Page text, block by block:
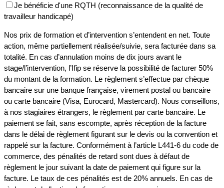
Je bénéficie d'une RQTH (reconnaissance de la qualité de
travailleur handicapé)
Nos prix de formation et d’intervention s’entendent en net. Toute
action, même partiellement réalisée/suivie, sera facturée dans sa
totalité. En cas d’annulation moins de dix jours avant le
stage/l’intervention, l’Ifip se réserve la possibilité de facturer 50%
du montant de la formation. Le règlement s’effectue par chèque
bancaire sur une banque française, virement postal ou bancaire
ou carte bancaire (Visa, Eurocard, Mastercard). Nous conseillons,
à nos stagiaires étrangers, le règlement par carte bancaire. Le
paiement se fait, sans escompte, après réception de la facture
dans le délai de règlement figurant sur le devis ou la convention et
rappelé sur la facture. Conformément à l’article L441-6 du code de
commerce, des pénalités de retard sont dues à défaut de
règlement le jour suivant la date de paiement qui figure sur la
facture. Le taux de ces pénalités est de 20% annuels. En cas de